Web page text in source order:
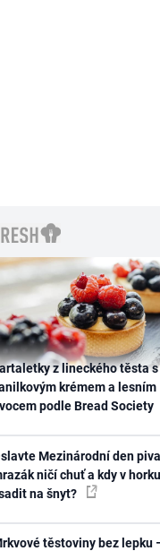
z lineckého těsta s
krémem a lesním
podle Bread Society
Mezinárodní den
ničí chuť a kdy v horku
na šnyt?
těstoviny bez lepku